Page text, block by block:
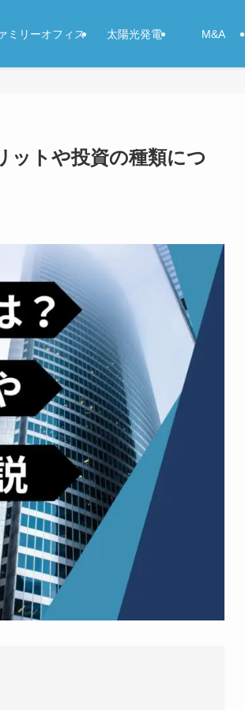
ミリーオフィス 太陽光発電 M&A
ットや投資の種類につ